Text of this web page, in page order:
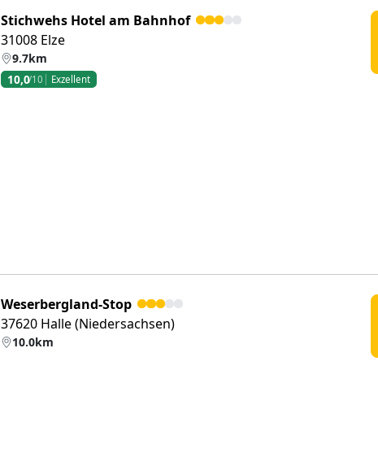
Stichwehs Hotel am Bahnhof
31008 Elze
9.7km
10,0/10 Exzellent
Weserbergland-Stop
37620 Halle (Niedersachsen)
10.0km